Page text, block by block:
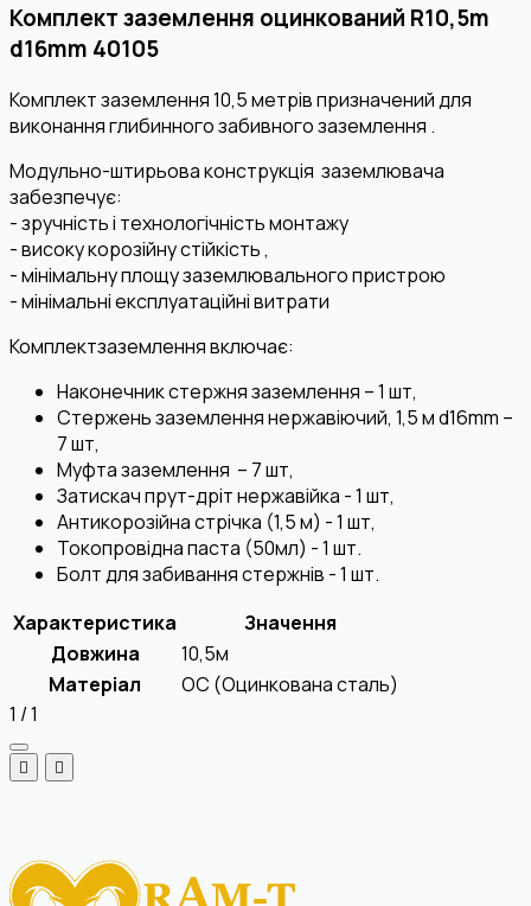
Комплект заземлення оцинкований R10,5m
d16mm 40105
Комплект заземлення 10,5 метрів призначений для
виконання глибинного забивного заземлення .
Модульно-штирьова конструкція заземлювача
забезпечує:
- зручність і технологічність монтажу
- високу корозійну стійкість ,
- мінімальну площу заземлювального пристрою
- мінімальні експлуатаційні витрати
Комплектзаземлення включає:
Наконечник стержня заземлення – 1 шт,
Стержень заземлення нержавіючий, 1,5 м d16mm –
7 шт,
Муфта заземлення – 7 шт,
Затискач прут-дріт нержавійка - 1 шт,
Антикорозійна стрічка (1,5 м) - 1 шт,
Токопровідна паста (50мл) - 1 шт.
Болт для забивання стержнів - 1 шт.
Характеристика
Значення
Довжина
10,5м
Матеріал
OC (Оцинкована сталь)
1 /1